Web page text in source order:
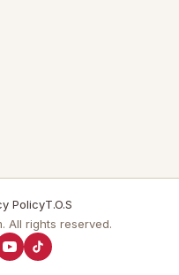
PolicyT.O.S
All rights reserved.